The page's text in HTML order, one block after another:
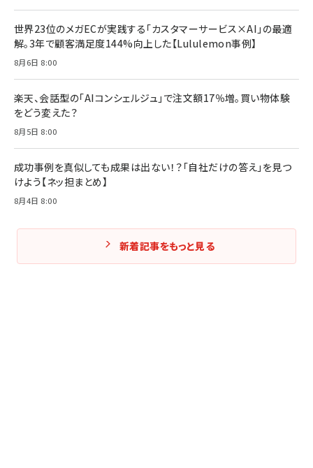
世界23位のメガECが実践する「カスタマーサービス×AI」の最適
解。3年で顧客満足度144%向上した【Lululemon事例】
8月6日 8:00
楽天、会話型の「AIコンシェルジュ」で注文額17％増。買い物体験
をどう変えた？
8月5日 8:00
成功事例を真似しても成果は出ない！？「自社だけの答え」を見つ
けよう【ネッ担まとめ】
8月4日 8:00
新着記事をもっと見る